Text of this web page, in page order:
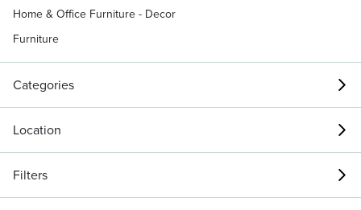
Home & Office Furniture - Decor
Furniture
Categories
Location
Filters